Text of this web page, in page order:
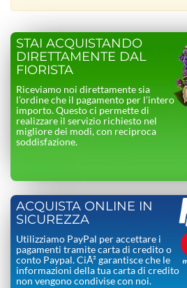
STAI ACQUISTANDO
DIRETTAMENTE DAL
FIORISTA
Riceviamo noi direttamente sia
l’ordine che il pagamento per l’intero
importo. Questo ci permette di
realizzare il servizio richiesto nel
migliore dei modi, con reciproca
soddisfazione.
ACQUISTA ONLINE IN
SICUREZZA
Utilizziamo PayPal per accettare i
pagamenti tramite carta di credito o
conto Paypal. CiÃ² garantisce che le
informazioni della tua carta di credito
non vengono condivise con noi.